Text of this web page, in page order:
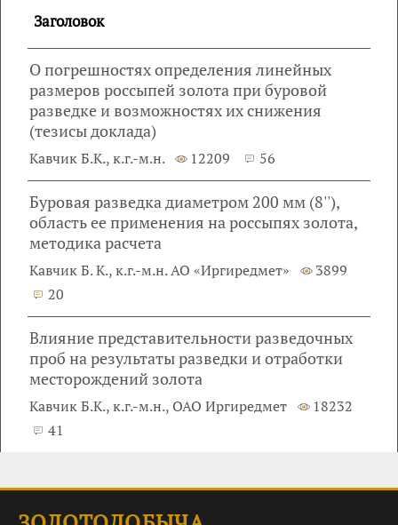
Заголовок
О погрешностях определения линейных
размеров россыпей золота при буровой
разведке и возможностях их снижения
(тезисы доклада)
Кавчик Б.К., к.г.-м.н. 12209 56
Буровая разведка диаметром 200 мм (8''),
область ее применения на россыпях золота,
методика расчета
Кавчик Б. К., к.г.-м.н. АО «Иргиредмет»
3899
20
Влияние представительности разведочных
проб на результаты разведки и отработки
месторождений золота
Кавчик Б.К., к.г.-м.н., ОАО Иргиредмет
18232
41